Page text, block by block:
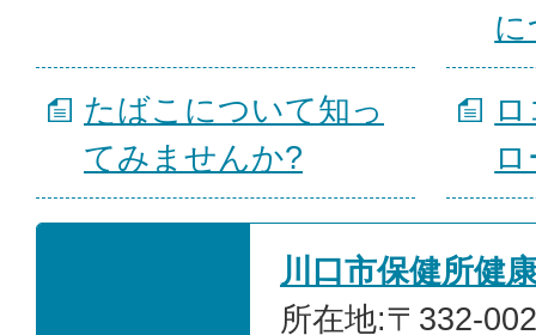
たばこについて知っ
てみませんか?
川口市保健所健
所在地:〒332-